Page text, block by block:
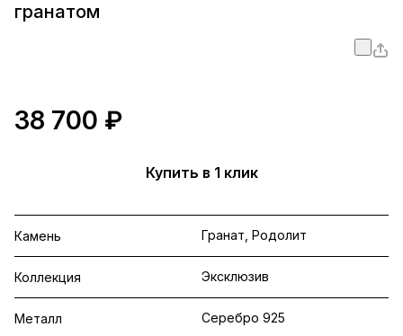
гранатом
38 700 ₽
Купить в 1 клик
Камень Гранат, Родолит
Коллекция Эксклюзив
Металл Серебро 925